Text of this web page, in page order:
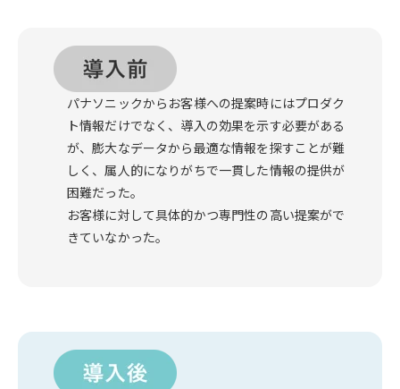
パナソニックからお客様への提案時にはプロダク
ト情報だけでなく、導入の効果を示す必要がある
が、膨大なデータから最適な情報を探すことが難
しく、属人的になりがちで一貫した情報の提供が
困難だった。
お客様に対して具体的かつ専門性の高い提案がで
きていなかった。